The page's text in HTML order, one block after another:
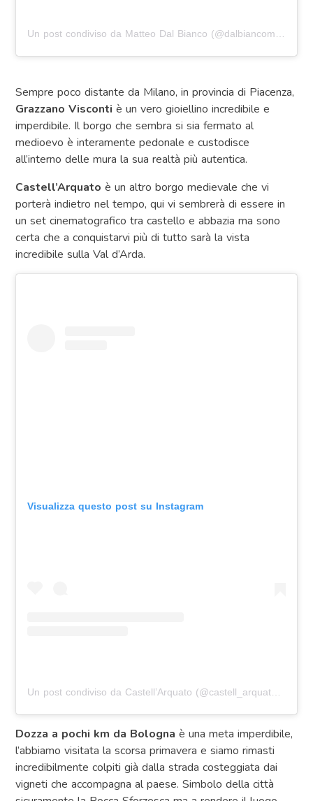
Un post condiviso da Matteo Dal Bianco (@dalbiancomatteo97)
Sempre poco distante da Milano, in provincia di Piacenza,
Grazzano Visconti è un vero gioiellino incredibile e
imperdibile. Il borgo che sembra si sia fermato al
medioevo è interamente pedonale e custodisce
all’interno delle mura la sua realtà più autentica.
Castell’Arquato è un altro borgo medievale che vi
porterà indietro nel tempo, qui vi sembrerà di essere in
un set cinematografico tra castello e abbazia ma sono
certa che a conquistarvi più di tutto sarà la vista
incredibile sulla Val d’Arda.
Visualizza questo post su Instagram
Un post condiviso da Castell’Arquato (@castell_arquato)
Dozza a pochi km da Bologna è una meta imperdibile,
l’abbiamo visitata la scorsa primavera e siamo rimasti
incredibilmente colpiti già dalla strada costeggiata dai
vigneti che accompagna al paese. Simbolo della città